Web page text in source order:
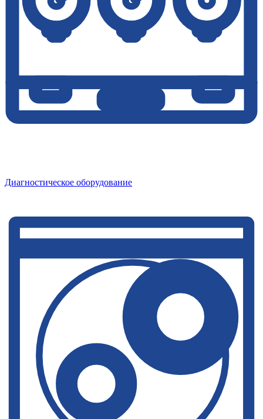
Диагностическое оборудование